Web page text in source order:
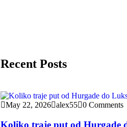
Recent Posts
May 22, 2026 alex55 0 Comments
Koliko traje put od Hurgade